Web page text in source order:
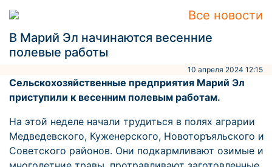
Все новости
В Марий Эл начинаются весенние
полевые работы
10 апреля 2024 12:15
Сельскохозяйственные предприятия Марий Эл
приступили к весенним полевым работам.
На этой неделе начали трудиться в полях аграрии
Медведевского, Куженерского, Новоторъяльского и
Советского районов. Они подкармливают озимые и